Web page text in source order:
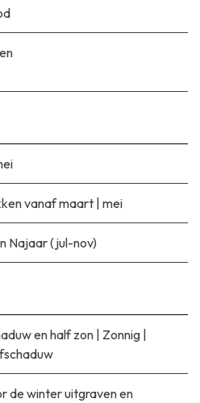
vanaf maart mei
Najaar (jul-nov)
en half zon Zonnig
de winter uitgraven en